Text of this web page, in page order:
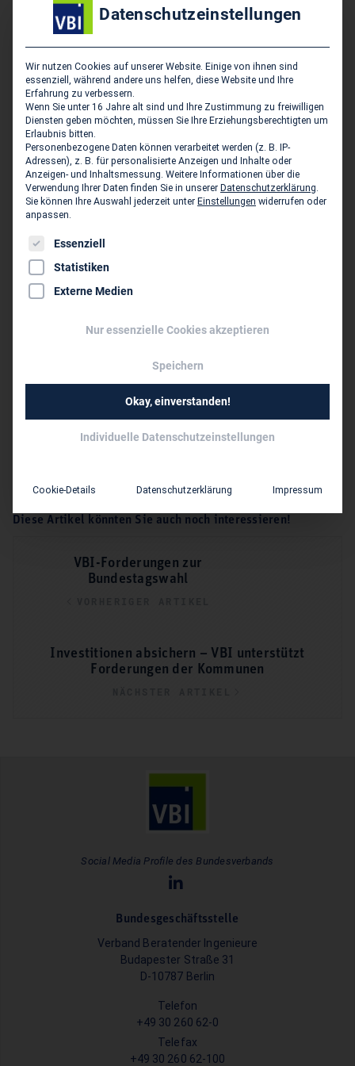
dem zunehmenden Preiswettbewerb entgegengewirkt
werden.
Ein weiteres wichtiges Thema des Gesprächs war der
Beitrag der Planerinnen und Planer zum Klimaschutz.
Hierbei könne insbesondere die Innovationskraft der
Branche Wesentliches leisten. Es wurde vereinbart, den
Austausch regelmäßig fortzusetzen und in den zentralen
Themen der Planungswirtschaft eng
zusammenzuarbeiten.
Zur Blog-Startseite
Schlagworte
Diese Artikel könnten Sie auch noch interessieren!
VBI-Forderungen zur
Bundestagswahl
Investitionen absichern – VBI unterstützt
Forderungen der Kommunen
Social Media Profile des Bundesverbands
Bundesgeschäftsstelle
Verband Beratender Ingenieure
Budapester Straße 31
D-10787 Berlin
Telefon
+49 30 260 62-0
Telefax
+49 30 260 62-100
Datenschutzeinstellungen
Wir nutzen Cookies auf unserer Website. Einige von ihnen sind
essenziell, während andere uns helfen, diese Website und Ihre
Erfahrung zu verbessern.
Wenn Sie unter 16 Jahre alt sind und Ihre Zustimmung zu freiwilligen
Diensten geben möchten, müssen Sie Ihre Erziehungsberechtigten um
Erlaubnis bitten.
Personenbezogene Daten können verarbeitet werden (z. B. IP-
Adressen), z. B. für personalisierte Anzeigen und Inhalte oder
Anzeigen- und Inhaltsmessung. Weitere Informationen über die
Verwendung Ihrer Daten finden Sie in unserer Datenschutzerklärung.
Sie können Ihre Auswahl jederzeit unter Einstellungen widerrufen oder
anpassen.
Es folgt eine Liste der Service-Gruppen, für die eine
Essenziell
Statistiken
Externe Medien
Nur essenzielle Cookies akzeptieren
Speichern
Okay, einverstanden!
Individuelle Datenschutzeinstellungen
Cookie-Details Datenschutzerklärung Impressum